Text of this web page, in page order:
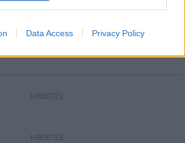
Data Access Privacy Policy
Aktuális
HIRDETÉS
HIRDETÉS